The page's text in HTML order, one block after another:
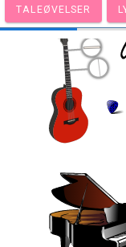
TALEØVELSER